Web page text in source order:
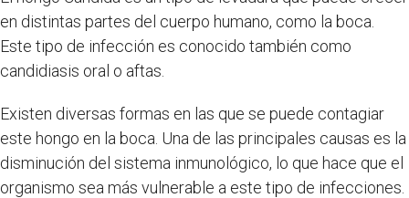
en distintas partes del cuerpo humano, como la boca.
Este tipo de infección es conocido también como
candidiasis oral o aftas.
Existen diversas formas en las que se puede contagiar
este hongo en la boca. Una de las principales causas es la
disminución del sistema inmunológico, lo que hace que el
organismo sea más vulnerable a este tipo de infecciones.